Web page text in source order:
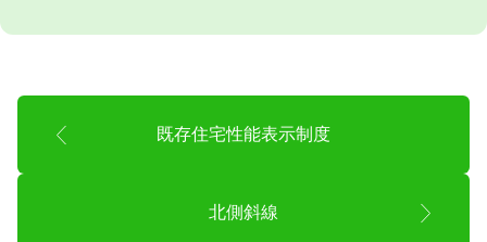
既存住宅性能表示制度
北側斜線